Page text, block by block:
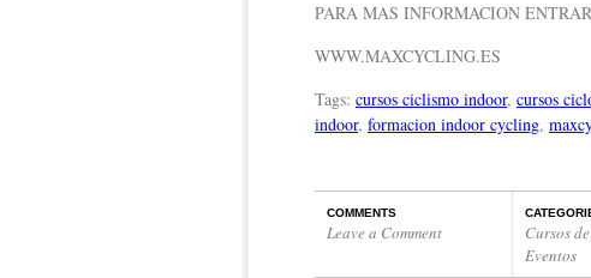
PARA MAS INFORMACION
WWW.MAXCYCLING.ES
Tags: cursos ciclismo indoor, cursos
indoor, formacion indoor cycling,
COMMENTS
Leave a Comment Cursos
Eventos